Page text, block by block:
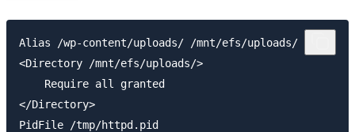
Alias /wp-content/uploads/ /mnt/efs/uploads/
<Directory /mnt/efs/uploads/>
    Require all granted
</Directory>
PidFile /tmp/httpd.pid